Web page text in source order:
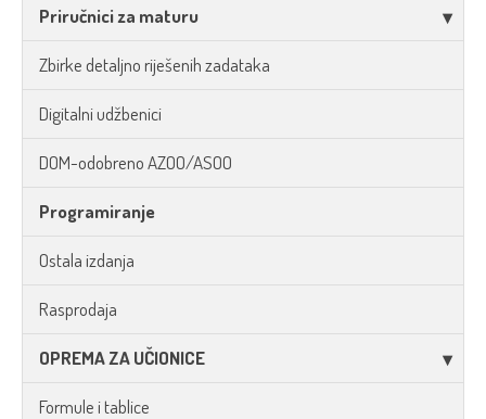
Priručnici za maturu
Zbirke detaljno riješenih zadataka
Digitalni udžbenici
DOM-odobreno AZOO/ASOO
Programiranje
Ostala izdanja
Rasprodaja
OPREMA ZA UČIONICE
Formule i tablice